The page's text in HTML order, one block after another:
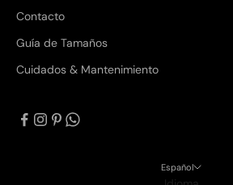
Contacto
Guía de Tamaños
Cuidados & Mantenimiento
Español